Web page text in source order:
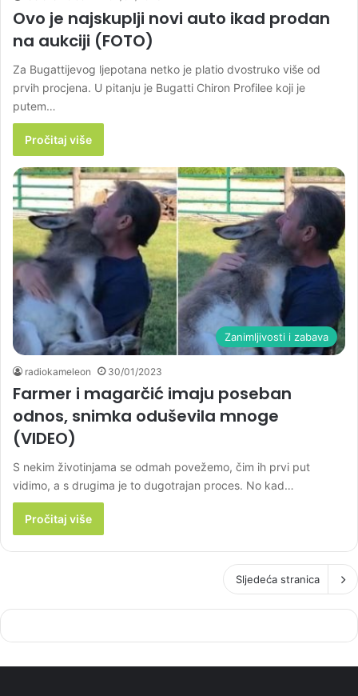
Ovo je najskuplji novi auto ikad prodan
na aukciji (FOTO)
Za Bugattijevog ljepotana netko je platio dvostruko više od
prvih procjena. U pitanju je Bugatti Chiron Profilee koji je
putem…
Pročitaj više
Zanimljivosti i zabava
radiokameleon 30/01/2023
Farmer i magarčić imaju poseban
odnos, snimka oduševila mnoge
(VIDEO)
S nekim životinjama se odmah povežemo, čim ih prvi put
vidimo, a s drugima je to dugotrajan proces. No kad…
Pročitaj više
Sljedeća stranica